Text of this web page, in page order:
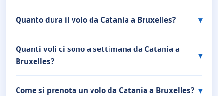
Quanto dura il volo da Catania a Bruxelles?
Quanti voli ci sono a settimana da Catania a
Bruxelles?
Come si prenota un volo da Catania a Bruxelles?